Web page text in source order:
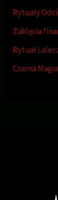
Rytuały
Zaklęcia
Rytuał
Czarna Magia